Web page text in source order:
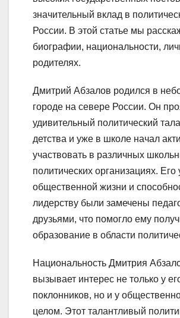
значительный вклад в
России. В этой статье мы
биографии, национальности,
родителях.
Дмитрий Абзалов родился в
городе на севере России. Он
удивительный политический
детства и уже в школе начал
участвовать в различных
политических организациях. Его
общественной жизни и
лидерству были замечены
друзьями, что помогло ему
образование в области
Национальность Дмитрия
вызывает интерес не только у
поклонников, но и у
целом. Этот талантливый